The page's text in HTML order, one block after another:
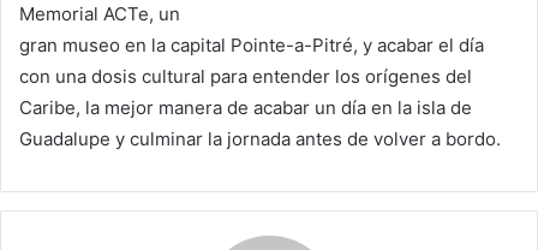
Memorial ACTe, un
gran museo en la capital Pointe-a-Pitré, y acabar el día
con una dosis cultural para entender los orígenes del
Caribe, la mejor manera de acabar un día en la isla de
Guadalupe y culminar la jornada antes de volver a bordo.